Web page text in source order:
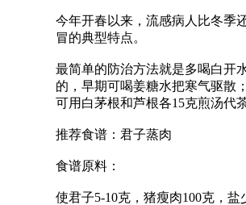
今年开春以来，流感病人比冬季
冒的典型特点。
最简单的防治方法就是多喝白开
的，早期可喝姜糖水把寒气驱散
可用白茅根和芦根各15克煎汤代
推荐食谱：君子蒸肉
食谱原料：
使君子5-10克，猪瘦肉100克，盐